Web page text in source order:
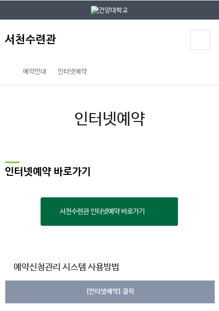
서천수련관
예약안내 인터넷예약
인터넷예약
인터넷예약 바로가기
서천수련관 인터넷예약 바로가기
예약신청관리 시스템 사용방법
[인터넷예약] 클릭